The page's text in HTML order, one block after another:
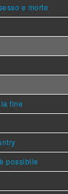
e morte
fine
possibile